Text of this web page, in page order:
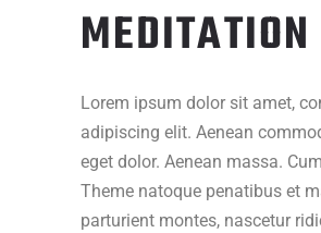
MEDITATION
Lorem ipsum dolor sit amet,
adipiscing elit. Aenean
eget dolor. Aenean massa.
Theme natoque penatibus et
parturient montes, nascetur